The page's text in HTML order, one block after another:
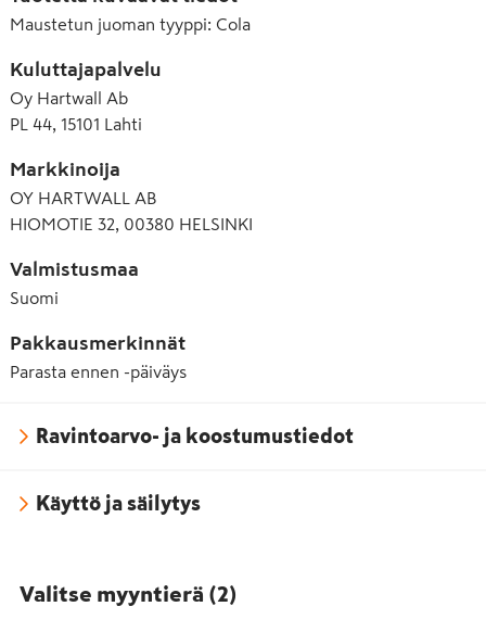
Maustetun juoman tyyppi: Cola
Kuluttajapalvelu
Oy Hartwall Ab
PL 44, 15101 Lahti
Markkinoija
OY HARTWALL AB
HIOMOTIE 32, 00380 HELSINKI
Valmistusmaa
Suomi
Pakkausmerkinnät
Parasta ennen -päiväys
Ravintoarvo- ja koostumustiedot
Käyttö ja säilytys
Valitse myyntierä (2)